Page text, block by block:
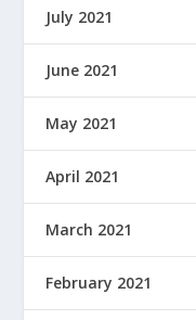
July 2021
June 2021
May 2021
April 2021
March 2021
February 2021